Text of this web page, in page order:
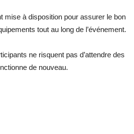
mise à disposition pour assurer le bon
tout au long de l’événement.
ne risquent pas d’attendre des
de nouveau.